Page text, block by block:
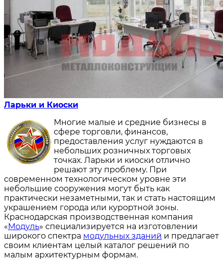
Ларьки и Киоски
Многие малые и средние бизнесы в
сфере торговли, финансов,
предоставления услуг нуждаются в
небольших розничных торговых
точках. Ларьки и киоски отлично
решают эту проблему. При
современном технологическом уровне эти
небольшие сооружения могут быть как
практически незаметными, так и стать настоящим
украшением города или курортной зоны.
Краснодарская производственная компания
«Модуль» специализируется на изготовлении
широкого спектра модульных зданий и предлагает
своим клиентам целый каталог решений по
малым архитектурным формам.